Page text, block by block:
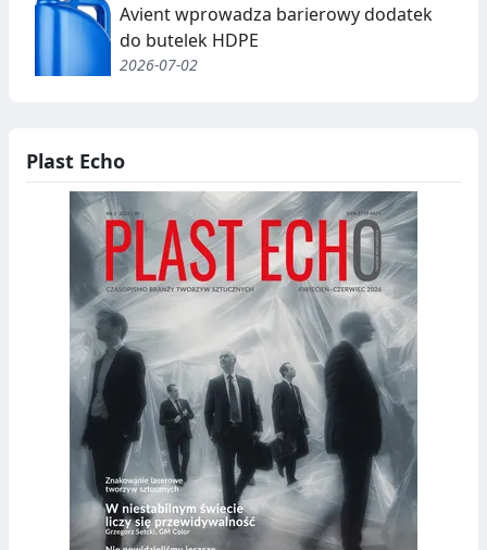
Avient wprowadza barierowy dodatek
do butelek HDPE
2026-07-02
Plast Echo